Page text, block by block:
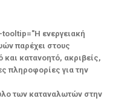
ενεργειακή
παρέχει στους
κατανοητό, ακριβείς,
πληροφορίες για την
των καταναλωτών στην